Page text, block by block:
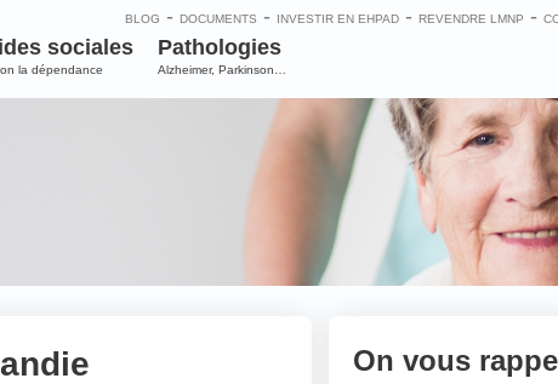
BLOG - DOCUMENTS - INVESTIR EN EHPAD- REVENDRE LMNP -
sociales
la dépendance
Pathologies
Alzheimer, Parkinson…
On vous